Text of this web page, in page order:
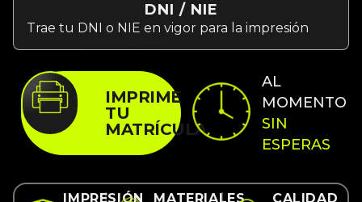
DNI / NIE
Trae tu DNI o NIE en vigor para la impresión
IMPRIME
TU
MATRÍCULA
AL
MOMENTO
SIN
ESPERAS
IMPRESIÓN
MATERIALES
CALIDAD